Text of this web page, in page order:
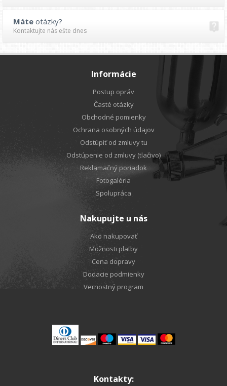
Máte otázky?
Kontaktujte nás ešte dnes
Informácie
Postup opráv
Časté otázky
Obchodné pomienky
Ochrana osobných údajov
Odstúpiť od zmluvy tu
Odstúpenie od zmluvy (tlačivo)
Reklamačný poriadok
Fotogaléria
Spolupráca
Nakupujte u nás
Ako nakupovať
Možnosti platby
Cena dopravy
Dodacie podmienky
Vernostný program
Kontakty: